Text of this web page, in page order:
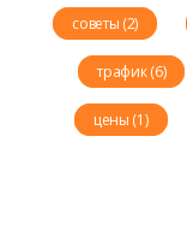
советы (2)
трафик (6)
цены (1)